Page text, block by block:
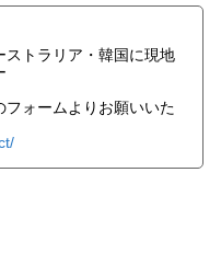
トラリア・韓国に現地
ォームよりお願いいた